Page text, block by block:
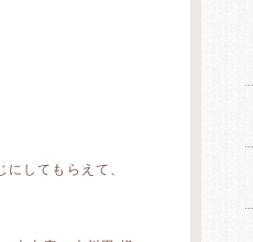
してもらえて、